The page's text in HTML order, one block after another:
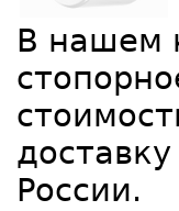
В нашем
России.